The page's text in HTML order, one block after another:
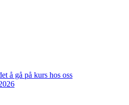
å gå på kurs hos oss